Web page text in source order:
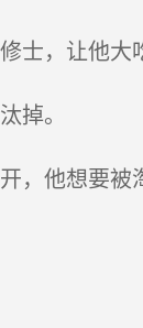
，让他大
掉。
，他想要被